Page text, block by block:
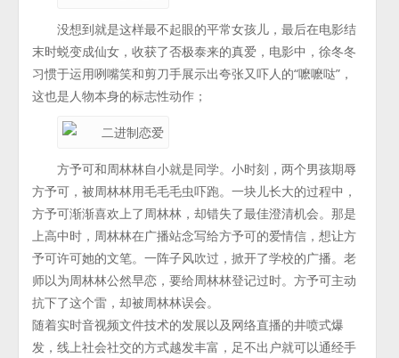
没想到就是这样最不起眼的平常女孩儿，最后在电影结
末时蜕变成仙女，收获了否极泰来的真爱，电影中，徐冬冬
习惯于运用咧嘴笑和剪刀手展示出夸张又吓人的“嚒嚒哒”，
这也是人物本身的标志性动作；
方予可和周林林自小就是同学。小时刻，两个男孩期辱
方予可，被周林林用毛毛毛虫吓跑。一块儿长大的过程中，
方予可渐渐喜欢上了周林林，却错失了最佳澄清机会。那是
上高中时，周林林在广播站念写给方予可的爱情信，想让方
予可许可她的文笔。一阵子风吹过，掀开了学校的广播。老
师以为周林林公然早恋，要给周林林登记过时。方予可主动
抗下了这个雷，却被周林林误会。
随着实时音视频文件技术的发展以及网络直播的井喷式爆
发，线上社会社交的方式越发丰富，足不出户就可以通经手